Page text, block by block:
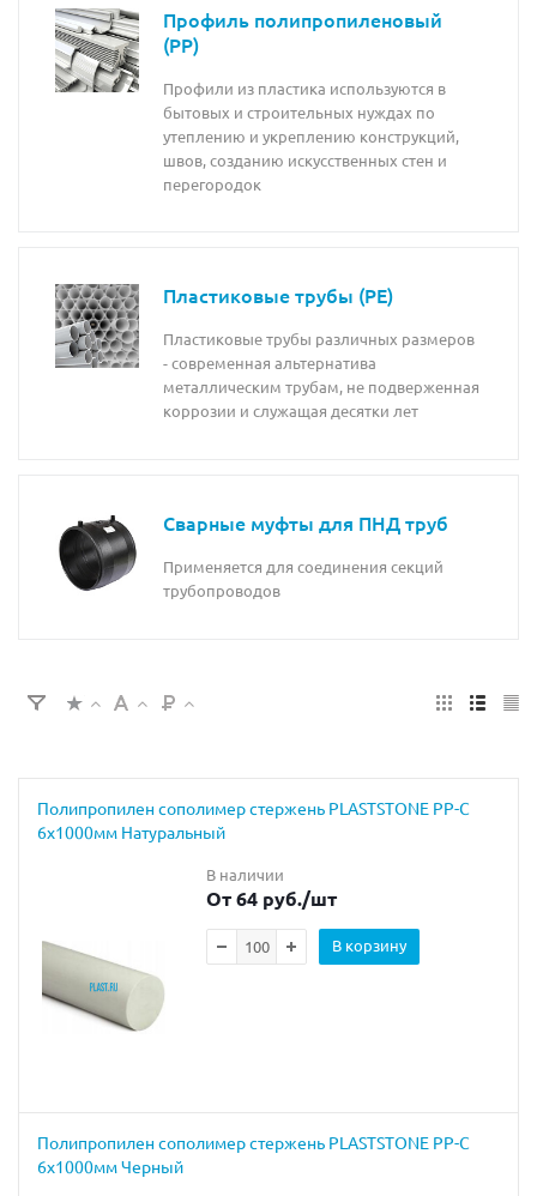
Профиль полипропиленовый
(PP)
Профили из пластика используются в
бытовых и строительных нуждах по
утеплению и укреплению конструкций,
швов, созданию искусственных стен и
перегородок
Пластиковые трубы (PE)
Пластиковые трубы различных размеров
- современная альтернатива
металлическим трубам, не подверженная
коррозии и служащая десятки лет
Сварные муфты для ПНД труб
Применяется для соединения секций
трубопроводов
Полипропилен сополимер стержень PLASTSTONE PP-C
6х1000мм Натуральный
В наличии
От 64 руб./шт
В корзину
Полипропилен сополимер стержень PLASTSTONE PP-C
6х1000мм Черный